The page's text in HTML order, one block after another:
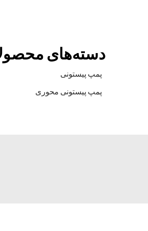
دسته‌های
پمپ پیستونی
پمپ پیستونی محوری